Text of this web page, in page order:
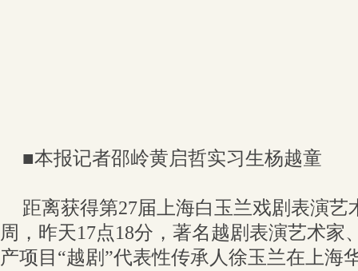
■本报记者邵岭黄启哲实习生杨越童
距离获得第27届上海白玉兰戏剧表演艺
周，昨天17点18分，著名越剧表演艺术家
产项目“越剧”代表性传承人徐玉兰在上海